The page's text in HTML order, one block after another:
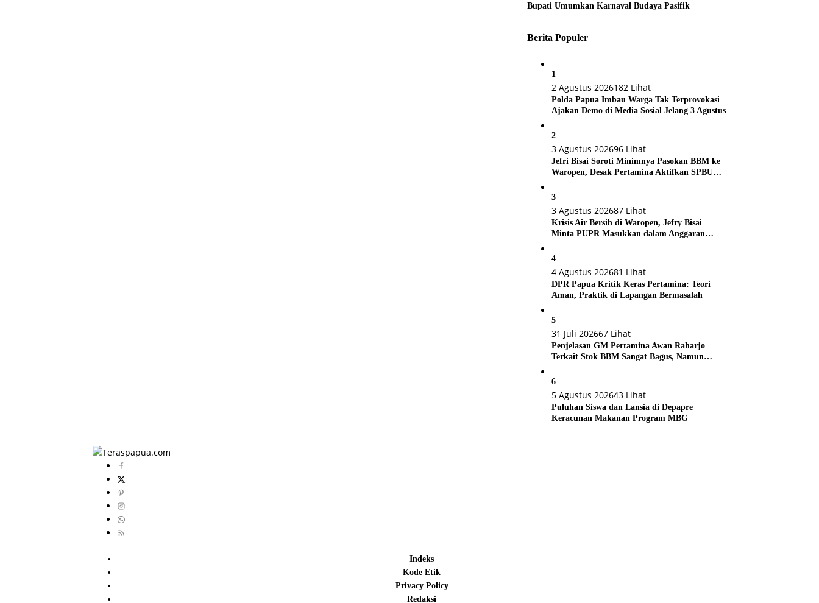
Bupati Umumkan Karnaval Budaya Pasifik
Berita Populer
1
2 Agustus 2026182 Lihat
Polda Papua Imbau Warga Tak Terprovokasi
Ajakan Demo di Media Sosial Jelang 3 Agustus
2
3 Agustus 202696 Lihat
Jefri Bisai Soroti Minimnya Pasokan BBM ke
Waropen, Desak Pertamina Aktifkan SPBU
3
3 Agustus 202687 Lihat
Krisis Air Bersih di Waropen, Jefry Bisai
Minta PUPR Masukkan dalam Anggaran
4
4 Agustus 202681 Lihat
DPR Papua Kritik Keras Pertamina: Teori
Aman, Praktik di Lapangan Bermasalah
5
31 Juli 202667 Lihat
Penjelasan GM Pertamina Awan Raharjo
Terkait Stok BBM Sangat Bagus, Namun
6
5 Agustus 202643 Lihat
Puluhan Siswa dan Lansia di Depapre
Keracunan Makanan Program MBG
Indeks
Kode Etik
Privacy Policy
Redaksi